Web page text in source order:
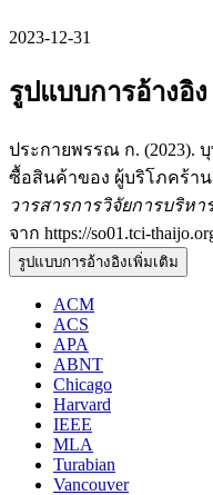
2023-12-31
รูปแบบการอ้างอิง
ประกายพรรณ ก. (2023).
ซื้อสินค้าของ ผู้บริโภคร้าน
วารสารการวิจัยการบริห
จาก https://so01.tci-
รูปแบบการอ้างอิงเพิ่มเติม
ACM
ACS
APA
ABNT
Chicago
Harvard
IEEE
MLA
Turabian
Vancouver